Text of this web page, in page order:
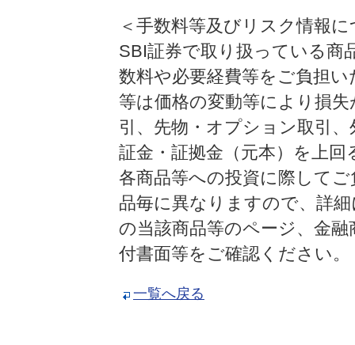
＜手数料等及びリスク情報
SBI証券で取り扱っている商
数料や必要経費等をご負担
等は価格の変動等により損
引、先物・オプション取引
証金・証拠金（元本）を上
各商品等への投資に際して
品毎に異なりますので、詳
の当該商品等のページ、金
付書面等をご確認ください。
一覧へ戻る